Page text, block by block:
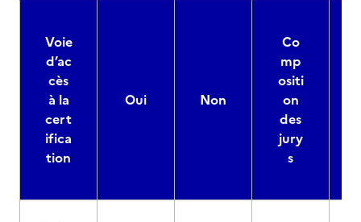
Voie
d’ac
cès
à la
cert
ifica
tion
Oui Non
Co
mp
ositi
on
des
jury
s